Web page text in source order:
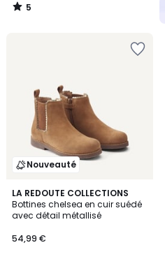
5
/
Nouveauté
LA REDOUTE COLLECTIONS
Bottines chelsea en cuir suédé
avec détail métallisé
54,99 €
2
Couleurs